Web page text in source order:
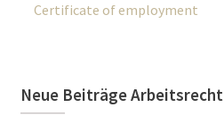
Certificate of employment
Neue Beiträge Arbeitsrecht